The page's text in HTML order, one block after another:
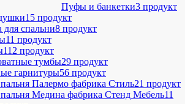
Пуфы и банкетки3 продукт
15 продукт
для спальни8 продукт
11 продукт
112 продукт
тумбы29 продукт
гарнитуры56 продукт
Палермо фабрика Стиль21 продукт
Медина фабрика Стенд Мебель11